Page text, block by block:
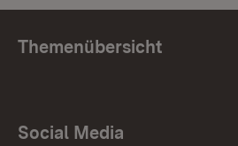
Themenübersicht
Social Media